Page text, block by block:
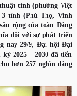
tỉnh (phường Việt
tỉnh (Phú Thọ, Vĩnh
rộng của toàn Đảng
đối với sự phát triển
nay 29/9, Đại hội Đại
2025 – 2030 đã tiến
hơn 257 nghìn đảng